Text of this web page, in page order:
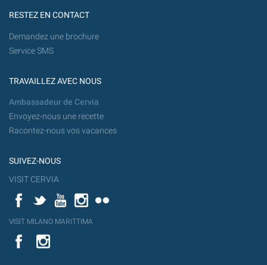
RESTEZ EN CONTACT
Demandez une brochure
Service SMS
TRAVAILLEZ AVEC NOUS
Ambassadeur de Cervia
Envoyez-nous une recette
Racontez-nous vos vacances
SUIVEZ-NOUS
VISIT CERVIA
FacebookTwitterYouTubeInstagram
YouT
VISIT MILANO MARITTIMA
Flick
VISIT
MILANO
YouTube